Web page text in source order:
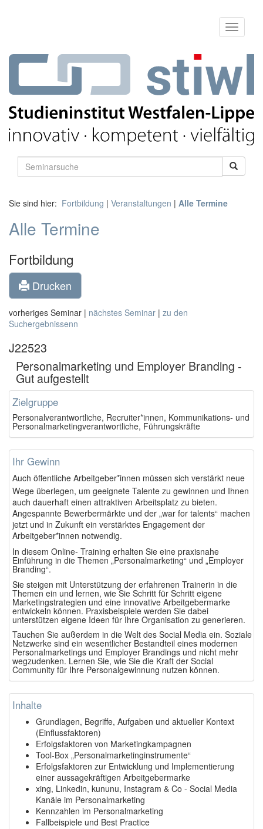
Sie sind hier: Fortbildung | Veranstaltungen | Alle Termine
Alle Termine
Fortbildung
Drucken
vorheriges Seminar | nächstes Seminar | zu den
Suchergebnissenn
J22523
Personalmarketing und Employer Branding -
Gut aufgestellt
Zielgruppe
Personalverantwortliche, Recruiter*innen, Kommunikations- und
Personalmarketingverantwortliche, Führungskräfte
Ihr Gewinn
Auch öffentliche Arbeitgeber*innen müssen sich verstärkt neue
Wege überlegen, um geeignete Talente zu gewinnen und Ihnen
auch dauerhaft einen attraktiven Arbeitsplatz zu bieten.
Angespannte Bewerbermärkte und der „war for talents“ machen
jetzt und in Zukunft ein verstärktes Engagement der
Arbeitgeber*innen notwendig.
In diesem Online- Training erhalten Sie eine praxisnahe
Einführung in die Themen „Personalmarketing“ und „Employer
Branding“.
Sie steigen mit Unterstützung der erfahrenen Trainerin in die
Themen ein und lernen, wie Sie Schritt für Schritt eigene
Marketingstrategien und eine innovative Arbeitgebermarke
entwickeln können. Praxisbeispiele werden Sie dabei
unterstützen eigene Ideen für Ihre Organisation zu generieren.
Tauchen Sie außerdem in die Welt des Social Media ein. Soziale
Netzwerke sind ein wesentlicher Bestandteil eines modernen
Personalmarketings und Employer Brandings und nicht mehr
wegzudenken. Lernen Sie, wie Sie die Kraft der Social
Community für Ihre Personalgewinnung nutzen können.
Inhalte
Grundlagen, Begriffe, Aufgaben und aktueller Kontext
(Einflussfaktoren)
Erfolgsfaktoren von Marketingkampagnen
Tool-Box „Personalmarketinginstrumente“
Erfolgsfaktoren zur Entwicklung und Implementierung
einer aussagekräftigen Arbeitgebermarke
xing, Linkedin, kununu, Instagram & Co - Social Media
Kanäle im Personalmarketing
Kennzahlen im Personalmarketing
Fallbeispiele und Best Practice